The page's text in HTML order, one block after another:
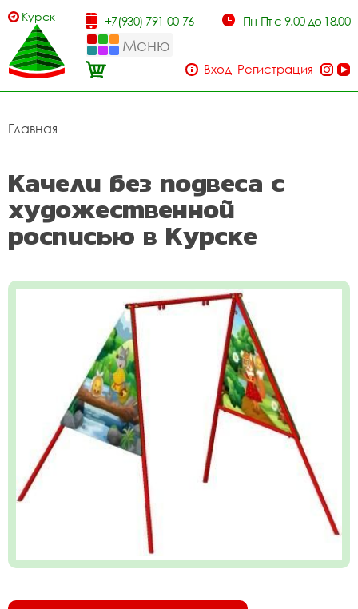
Курск +7(930) 791-00-76 Пн-Пт с 9.00 до 18.00
Меню
Вход Регистрация
Главная
Качели без подвеса с
художественной
росписью в Курске